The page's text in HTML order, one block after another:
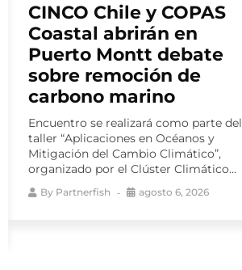
Multi X y el Centro de
Negocios Sercotec
Puerto Aysén lanzan
segunda versión de Red
Pyme Aysén
El programa gratuito busca fortalecer
las capacidades de proveedores para la
industria salmonera, mediante talleres
especializados y un ciclo de...
By Partnerfish agosto 6, 2026